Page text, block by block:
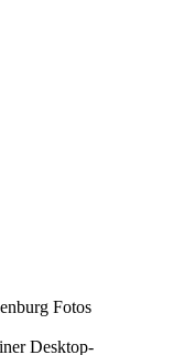
Desktop-